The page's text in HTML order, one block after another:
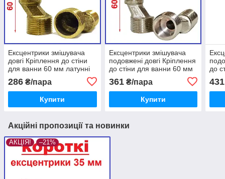
Ексцентрики змішувача
довгі Кріплення до стіни
для ванни 60 мм латунні
286 ₴/пара
Купити
Ексцентрики змішувача
подовжені довгі Кріплення
до стіни для ванни 60 мм
361₴/пара
Купити
до
431
Акційні пропозиції та новинки
АКЦІЯ! –21%